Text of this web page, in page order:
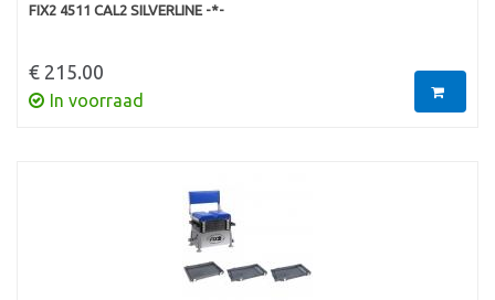
FIX2 4511 CAL2 SILVERLINE -*-
€ 215.00
In voorraad